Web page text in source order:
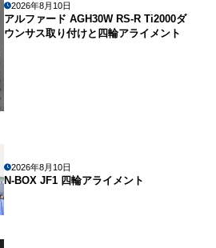
2026年8月10日
アルファード AGH30W RS-R Ti2000ダ
ウンサス取り付けと四輪アライメント
2026年8月10日
N-BOX JF1 四輪アライメント